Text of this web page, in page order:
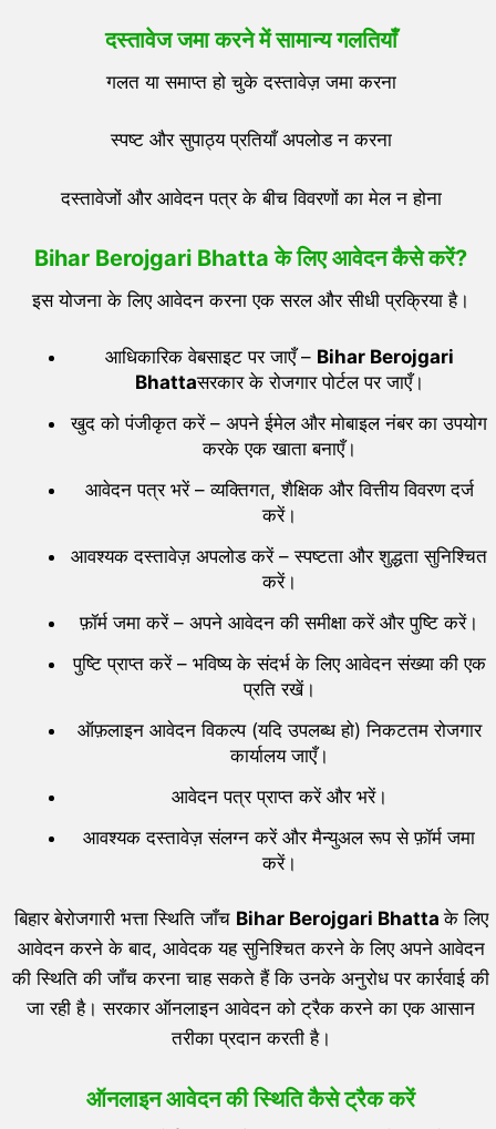
दस्तावेज जमा करने में सामान्य गलतियाँ
गलत या समाप्त हो चुके दस्तावेज़ जमा करना
स्पष्ट और सुपाठ्य प्रतियाँ अपलोड न करना
दस्तावेजों और आवेदन पत्र के बीच विवरणों का मेल न होना
Bihar Berojgari Bhattaके लिए आवेदन कैसे करें?
इस योजना के लिए आवेदन करना एक सरल और सीधी प्रक्रिया है।
आधिकारिक वेबसाइट पर जाएँ – Bihar Berojgari
Bhattaसरकार के रोजगार पोर्टल पर जाएँ।
खुद को पंजीकृत करें – अपने ईमेल और मोबाइल नंबर का उपयोग
करके एक खाता बनाएँ।
आवेदन पत्र भरें – व्यक्तिगत, शैक्षिक और वित्तीय विवरण दर्ज
करें।
आवश्यक दस्तावेज़ अपलोड करें – स्पष्टता और शुद्धता सुनिश्चित
करें।
फ़ॉर्म जमा करें – अपने आवेदन की समीक्षा करें और पुष्टि करें।
पुष्टि प्राप्त करें – भविष्य के संदर्भ के लिए आवेदन संख्या की एक
प्रति रखें।
ऑफ़लाइन आवेदन विकल्प (यदि उपलब्ध हो) निकटतम रोजगार
कार्यालय जाएँ।
आवेदन पत्र प्राप्त करें और भरें।
आवश्यक दस्तावेज़ संलग्न करें और मैन्युअल रूप से फ़ॉर्म जमा
करें।
बिहार बेरोजगारी भत्ता स्थिति जाँच Bihar Berojgari Bhattaके लिए
आवेदन करने के बाद, आवेदक यह सुनिश्चित करने के लिए अपने आवेदन
की स्थिति की जाँच करना चाह सकते हैं कि उनके अनुरोध पर कार्रवाई की
जा रही है। सरकार ऑनलाइन आवेदन को ट्रैक करने का एक आसान
तरीका प्रदान करती है।
ऑनलाइन आवेदन की स्थिति कैसे ट्रैक करें